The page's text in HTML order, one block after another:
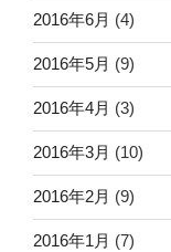
2016年6月 (4)
2016年5月 (9)
2016年4月 (3)
2016年3月 (10)
2016年2月 (9)
2016年1月 (7)